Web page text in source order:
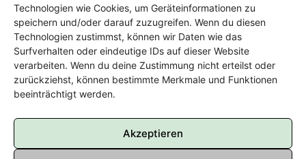
Technologien wie Cookies, um Geräteinformationen zu
speichern und/oder darauf zuzugreifen. Wenn du diesen
Technologien zustimmst, können wir Daten wie das
Surfverhalten oder eindeutige IDs auf dieser Website
verarbeiten. Wenn du deine Zustimmung nicht erteilst oder
zurückziehst, können bestimmte Merkmale und Funktionen
beeinträchtigt werden.
Akzeptieren
Offene Jugendarbeit - Easthouse
Tel:
09131–302259
E-Mail:oja@treffpunkt-roethelheimpark.de